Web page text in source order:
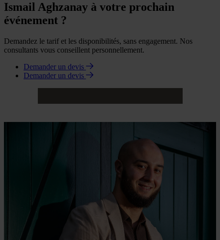
Ismail Aghzanay à votre prochain
événement ?
Demandez le tarif et les disponibilités, sans engagement. Nos
consultants vous conseillent personnellement.
Demander un devis
Demander un devis